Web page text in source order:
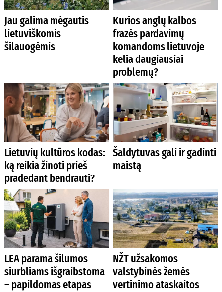
Jau galima mėgautis
lietuviškomis
šilauogėmis
Kurios anglų kalbos
frazės pardavimų
komandoms lietuvoje
kelia daugiausiai
problemų?
Lietuvių kultūros kodas:
ką reikia žinoti prieš
pradedant bendrauti?
Šaldytuvas gali ir gadinti
maistą
LEA parama šilumos
siurbliams išgraibstoma
– papildomas etapas
NŽT užsakomos
valstybinės žemės
vertinimo ataskaitos